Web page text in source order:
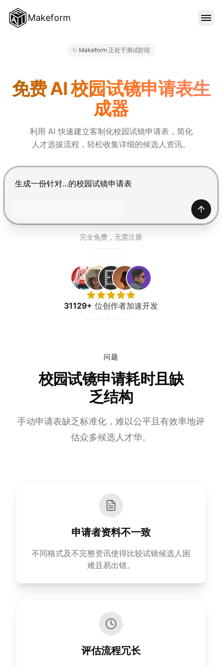
Makeform
登入
免费试用
✨ Makeform 正处于测试阶段
免费 AI 校园试镜申请表生
成器
利用 AI 快速建立客制化校园试镜申请表，简化
人才选拔流程，轻松收集详细的候选人资讯。
按 Enter 提交，Shift+Enter 换行
产生
完全免费，无需注册
31129+位创作者加速开发
问题
校园试镜申请耗时且缺
乏结构
手动申请表缺乏标准化，难以公平且有效率地评
估众多候选人才华。
申请者资料不一致
不同格式及不完整资讯使得比较试镜候选人困
难且易出错。
评估流程冗长